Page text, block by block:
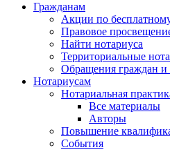
Гражданам
Акции по
Правовое
Найти нотариуса
Территориальные
Обращения граждан
Нотариусам
Нотариальная
Все материалы
Авторы
Повышение
События